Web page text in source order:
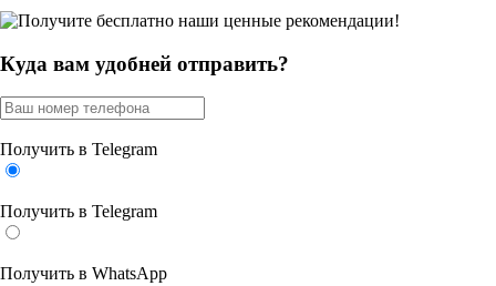
Куда вам удобней отправить?
Получить в Telegram
Получить в Telegram
Получить в WhatsApp